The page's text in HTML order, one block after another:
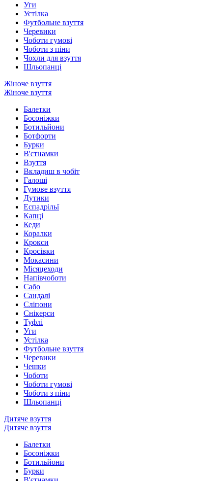
Уги
Устілка
Футбольне взуття
Черевики
Чоботи гумові
Чоботи з піни
Чохли для взуття
Шльопанці
Жіноче взуття
Жіноче взуття
Балетки
Босоніжки
Ботильйони
Ботфорти
Бурки
В'єтнамки
Взуття
Вкладиш в чобіт
Галоші
Гумове взуття
Дутики
Еспадрільї
Капці
Кеди
Коралки
Крокси
Кросівки
Мокасини
Місяцеходи
Напівчоботи
Сабо
Сандалі
Сліпони
Снікерси
Туфлі
Уги
Устілка
Футбольне взуття
Черевики
Чешки
Чоботи
Чоботи гумові
Чоботи з піни
Шльопанці
Дитяче взуття
Дитяче взуття
Балетки
Босоніжки
Ботильйони
Бурки